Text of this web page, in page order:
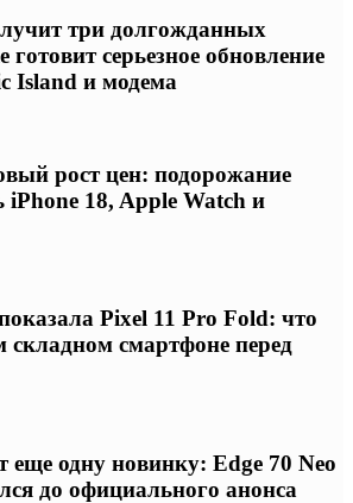
три долгожданных
серьезное обновление
Island и модема
рост цен: подорожание
iPhone 18, Apple Watch и
Pixel 11 Pro Fold: что
складном смартфоне перед
еще одну новинку: Edge 70 Neo
до официального анонса